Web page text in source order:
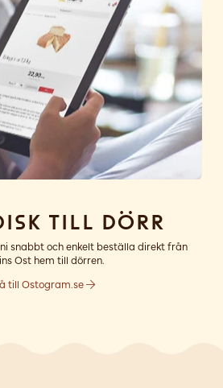
till dörr
snabbt och enkelt beställa direkt från
Ost hem till dörren.
till Ostogram.se